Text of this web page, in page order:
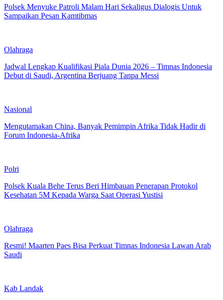
Polsek Menyuke Patroli Malam Hari Sekaligus Dialogis Untuk
Sampaikan Pesan Kamtibmas
Olahraga
Jadwal Lengkap Kualifikasi Piala Dunia 2026 – Timnas Indonesia
Debut di Saudi, Argentina Berjuang Tanpa Messi
Nasional
Mengutamakan China, Banyak Pemimpin Afrika Tidak Hadir di
Forum Indonesia-Afrika
Polri
Polsek Kuala Behe Terus Beri Himbauan Penerapan Protokol
Kesehatan 5M Kepada Warga Saat Operasi Yustisi
Olahraga
Resmi! Maarten Paes Bisa Perkuat Timnas Indonesia Lawan Arab
Saudi
Kab Landak